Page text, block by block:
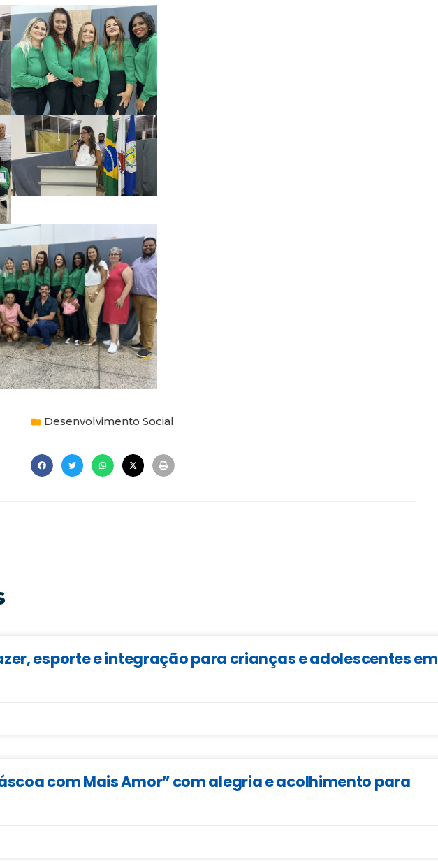
Desenvolvimento Social
esporte e integração para crianças e adolescentes em
com Mais Amor” com alegria e acolhimento para